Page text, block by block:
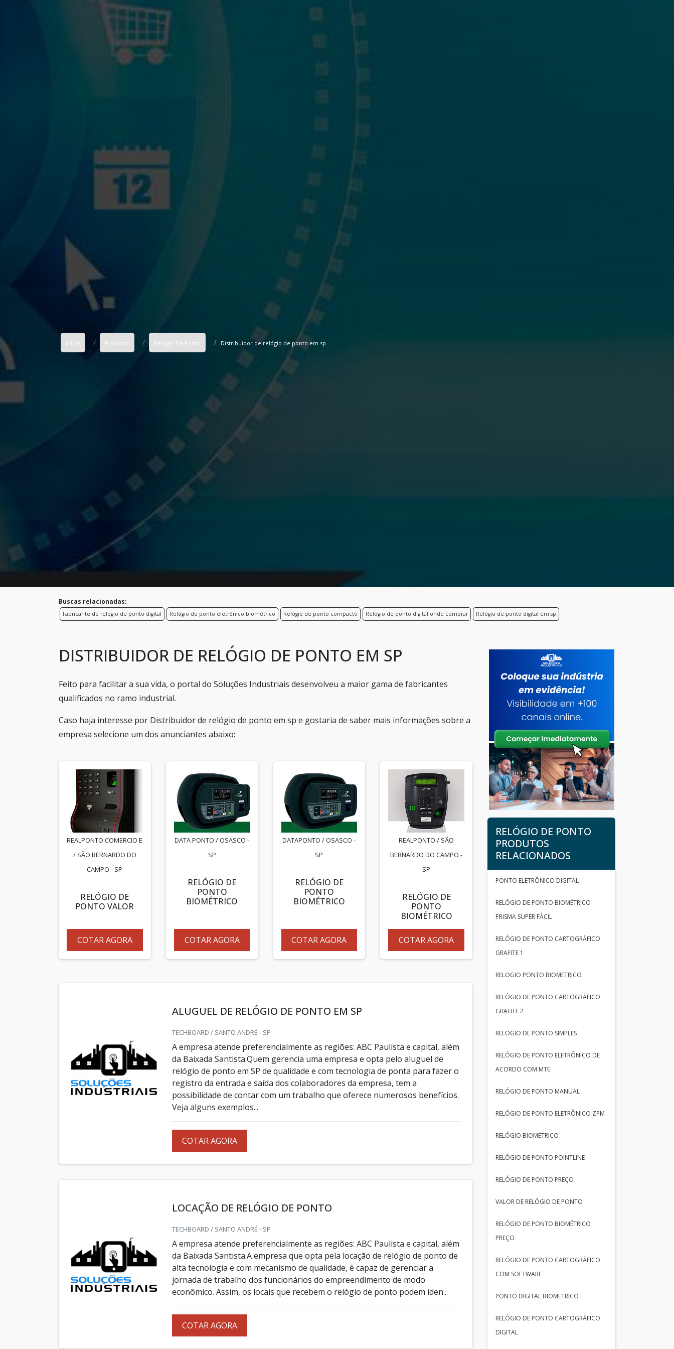
Início Produtos Relógio De Ponto Distribuidor de relógio de ponto em sp
Buscas relacionadas:
Fabricante de relógio de ponto digital Relógio de ponto eletrônico biométrico Relógio de ponto compacto Relógio de ponto digital onde comprar Relógio de ponto digital em sp
DISTRIBUIDOR DE RELÓGIO DE PONTO EM SP
Feito para facilitar a sua vida, o portal do Soluções Industriais desenvolveu a maior gama de fabricantes
qualificados no ramo industrial.
Caso haja interesse por Distribuidor de relógio de ponto em sp e gostaria de saber mais informações sobre a
empresa selecione um dos anunciantes abaixo:
REALPONTO COMERCIO E
/ SÃO BERNARDO DO
CAMPO - SP
RELÓGIO DE
PONTO VALOR
COTAR AGORA
DATA PONTO / OSASCO -
SP
RELÓGIO DE
PONTO
BIOMÉTRICO
COTAR AGORA
DATAPONTO / OSASCO -
SP
RELÓGIO DE
PONTO
BIOMÉTRICO
COTAR AGORA
REALPONTO / SÃO
BERNARDO DO CAMPO -
SP
RELÓGIO DE
PONTO
BIOMÉTRICO
COTAR AGORA
ALUGUEL DE RELÓGIO DE PONTO EM SP
TECHBOARD / SANTO ANDRÉ - SP
A empresa atende preferencialmente as regiões: ABC Paulista e capital, além
da Baixada Santista.Quem gerencia uma empresa e opta pelo aluguel de
relógio de ponto em SP de qualidade e com tecnologia de ponta para fazer o
registro da entrada e saída dos colaboradores da empresa, tem a
possibilidade de contar com um trabalho que oferece numerosos benefícios.
Veja alguns exemplos...
COTAR AGORA
LOCAÇÃO DE RELÓGIO DE PONTO
TECHBOARD / SANTO ANDRÉ - SP
A empresa atende preferencialmente as regiões: ABC Paulista e capital, além
da Baixada Santista.A empresa que opta pela locação de relógio de ponto de
alta tecnologia e com mecanismo de qualidade, é capaz de gerenciar a
jornada de trabalho dos funcionários do empreendimento de modo
econômico. Assim, os locais que recebem o relógio de ponto podem iden...
COTAR AGORA
RELÓGIO DE PONTO
PRODUTOS
RELACIONADOS
PONTO ELETRÔNICO DIGITAL
RELÓGIO DE PONTO BIOMÉTRICO
PRISMA SUPER FÁCIL
RELÓGIO DE PONTO CARTOGRÁFICO
GRAFITE 1
RELOGIO PONTO BIOMETRICO
RELÓGIO DE PONTO CARTOGRÁFICO
GRAFITE 2
RELOGIO DE PONTO SIMPLES
RELÓGIO DE PONTO ELETRÔNICO DE
ACORDO COM MTE
RELÓGIO DE PONTO MANUAL
RELÓGIO DE PONTO ELETRÔNICO ZPM
RELÓGIO BIOMÉTRICO
RELÓGIO DE PONTO POINTLINE
RELÓGIO DE PONTO PREÇO
VALOR DE RELÓGIO DE PONTO
RELÓGIO DE PONTO BIOMÉTRICO
PREÇO
RELÓGIO DE PONTO CARTOGRÁFICO
COM SOFTWARE
PONTO DIGITAL BIOMETRICO
RELÓGIO DE PONTO CARTOGRÁFICO
DIGITAL